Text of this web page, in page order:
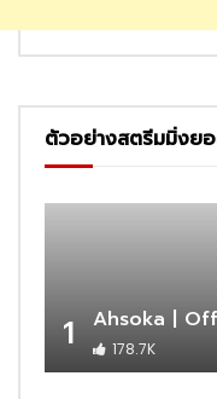
ตัวอย่างสตรีมมิ่งย
1 Ahsoka |
178.7K